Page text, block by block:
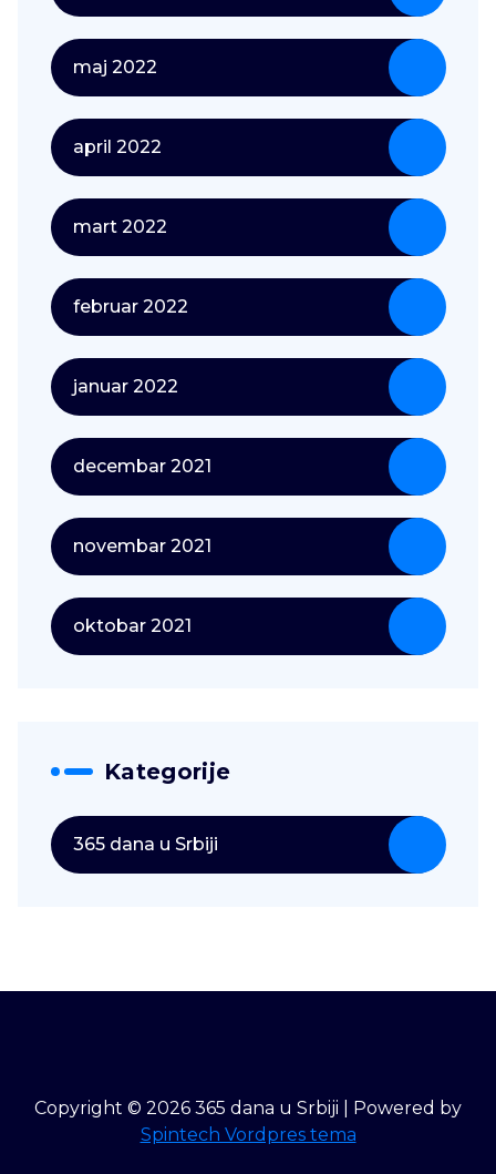
maj 2022
april 2022
mart 2022
februar 2022
januar 2022
decembar 2021
novembar 2021
oktobar 2021
Kategorije
365 dana u Srbiji
Copyright © 2026 365 dana u Srbiji | Powered by
Spintech Vordpres tema